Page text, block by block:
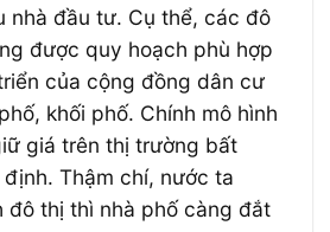
nhà đầu tư. Cụ thể, các đô
được quy hoạch phù hợp
của cộng đồng dân cư
khối phố. Chính mô hình
giá trên thị trường bất
Thậm chí, nước ta
đô thị thì nhà phố càng đắt